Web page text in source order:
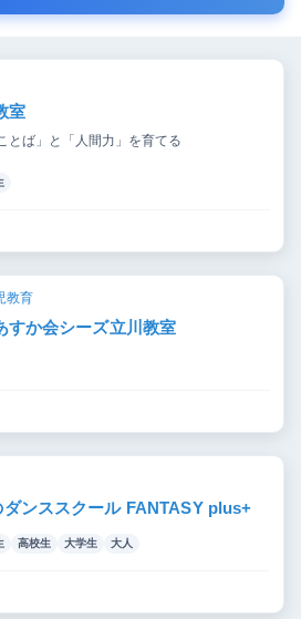
室
とば」と「人間力」を育てる
教育
すか会シーズ立川教室
ンススクール FANTASY plus+
高校生 大学生 大人